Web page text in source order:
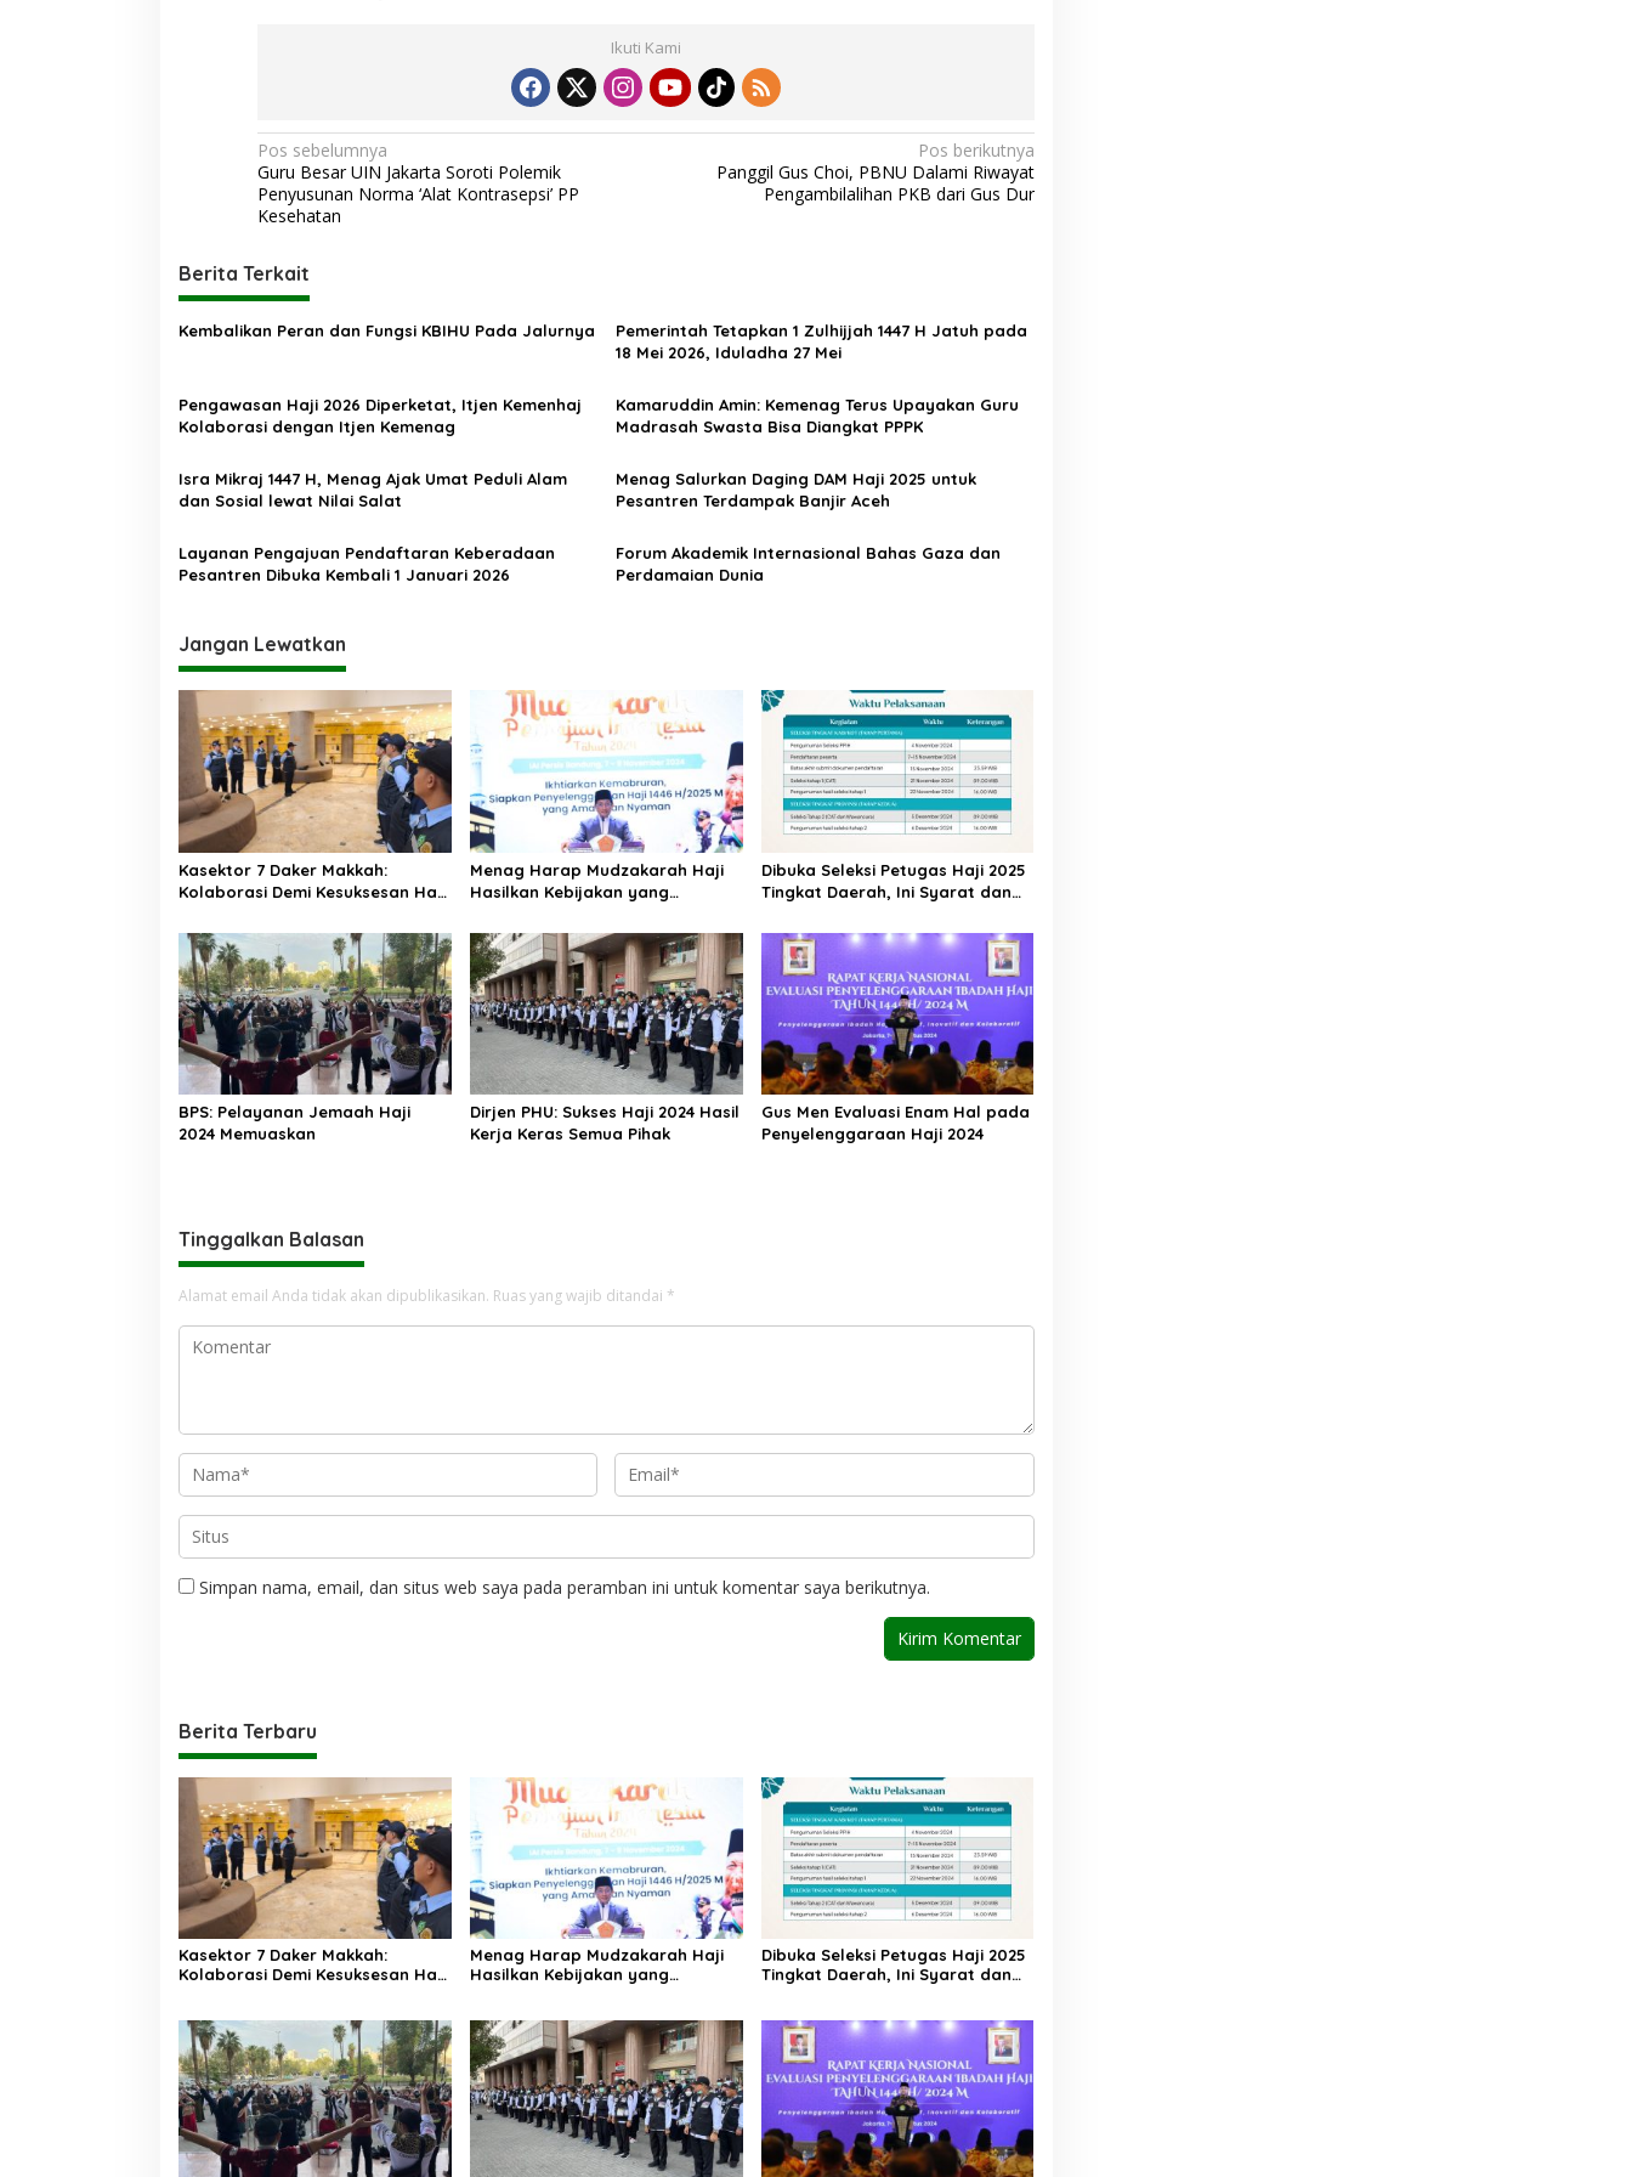
Ikuti Kami
N
a
v
g
a
i
p
s
Pos sebelumnya
Guru Besar UIN Jakarta Soroti Polemik
Penyusunan Norma ‘Alat Kontrasepsi’ PP
Kesehatan
Pos berikutnya
Panggil Gus Choi, PBNU Dalami Riwayat
Pengambilalihan PKB dari Gus Dur
Berita Terkait
Kembalikan Peran dan Fungsi KBIHU Pada Jalurnya
Pemerintah Tetapkan 1 Zulhijjah 1447 H Jatuh pada
18 Mei 2026, Iduladha 27 Mei
Pengawasan Haji 2026 Diperketat, Itjen Kemenhaj
Kolaborasi dengan Itjen Kemenag
Kamaruddin Amin: Kemenag Terus Upayakan Guru
Madrasah Swasta Bisa Diangkat PPPK
Isra Mikraj 1447 H, Menag Ajak Umat Peduli Alam
dan Sosial lewat Nilai Salat
Menag Salurkan Daging DAM Haji 2025 untuk
Pesantren Terdampak Banjir Aceh
Layanan Pengajuan Pendaftaran Keberadaan
Pesantren Dibuka Kembali 1 Januari 2026
Forum Akademik Internasional Bahas Gaza dan
Perdamaian Dunia
Jangan Lewatkan
Kasektor 7 Daker Makkah:
Kolaborasi Demi Kesuksesan Haji
Menag Harap Mudzakarah Haji
Hasilkan Kebijakan yang
Dibuka Seleksi Petugas Haji 2025
Tingkat Daerah, Ini Syarat dan
BPS: Pelayanan Jemaah Haji
2024 Memuaskan
Dirjen PHU: Sukses Haji 2024 Hasil
Kerja Keras Semua Pihak
Gus Men Evaluasi Enam Hal pada
Penyelenggaraan Haji 2024
Tinggalkan Balasan
Alamat email Anda tidak akan dipublikasikan. Ruas yang wajib ditandai *
Simpan nama, email, dan situs web saya pada peramban ini untuk komentar saya berikutnya.
Berita Terbaru
Kasektor 7 Daker Makkah:
Kolaborasi Demi Kesuksesan Haji
Menag Harap Mudzakarah Haji
Hasilkan Kebijakan yang
Dibuka Seleksi Petugas Haji 2025
Tingkat Daerah, Ini Syarat dan